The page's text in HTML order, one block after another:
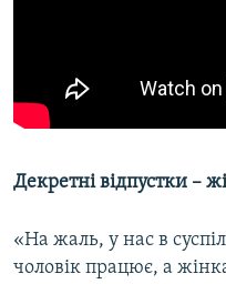
Декретні відпустки –
«На жаль, у нас в
чоловік працює, а